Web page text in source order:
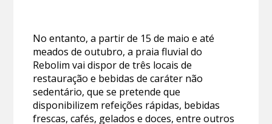
No entanto, a partir de 15 de maio e até
meados de outubro, a praia fluvial do
Rebolim vai dispor de três locais de
restauração e bebidas de caráter não
sedentário, que se pretende que
disponibilizem refeições rápidas, bebidas
frescas, cafés, gelados e doces, entre outros